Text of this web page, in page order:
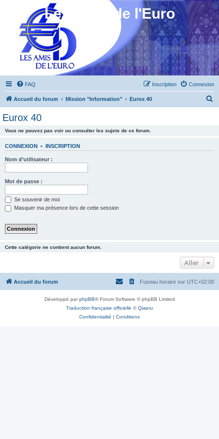
Les Amis de l'Euro
FAQ Connexion
Inscription
Accueil du forum Mission "Information" Eurox 40
Eurox 40
Vous ne pouvez pas voir ou consulter les sujets de ce forum.
CONNEXION • INSCRIPTION
Nom d’utilisateur :
Mot de passe :
Se souvenir de moi
Masquer ma présence lors de cette session
Cette catégorie ne contient aucun forum.
Aller
Accueil du forum Fuseau horaire sur UTC+02:00
Développé parphpBB® Forum Software © phpBB Limited
Traduction française officielle ©Qiaeru
Confidentialité | Conditions